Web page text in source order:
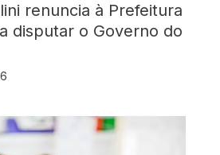
renuncia à Prefeitura
disputar o Governo do